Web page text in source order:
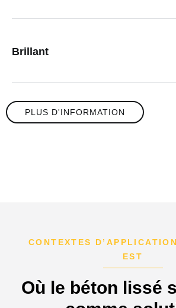
Brillant
PLUS D'INFORMATION
CONTEXTES
EST
Où le béton lissé